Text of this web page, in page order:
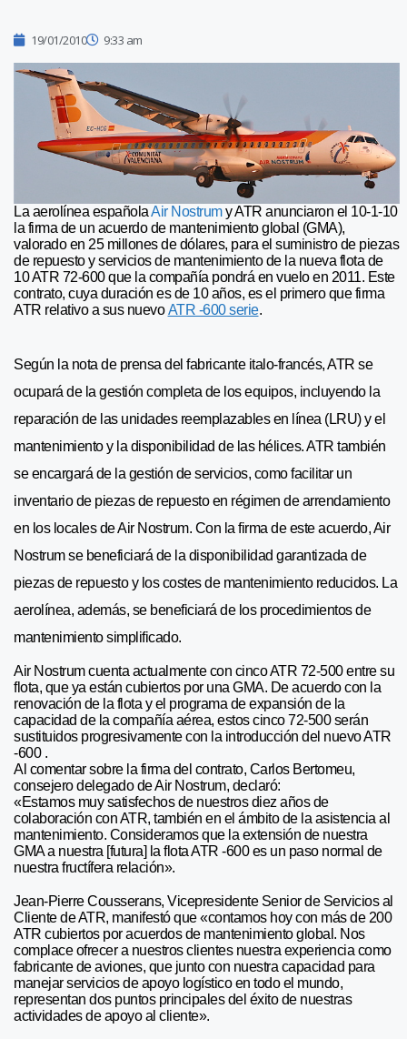
19/01/2010 9:33 am
La aerolínea españolaAir Nostrumy ATR anunciaron el 10-1-10
la firma de un acuerdo de mantenimiento global (GMA),
valorado en 25 millones de dólares, para el suministro de piezas
de repuesto y servicios de mantenimiento de la nueva flota de
10 ATR 72-600 que la compañía pondrá en vuelo en 2011. Este
contrato, cuya duración es de 10 años, es el primero que firma
ATR relativo a sus nuevoATR -600 serie.
Según la nota de prensa del fabricante italo-francés, ATR se
ocupará de la gestión completa de los equipos, incluyendo la
reparación de las unidades reemplazables en línea (LRU) y el
mantenimiento y la disponibilidad de las hélices. ATR también
se encargará de la gestión de servicios, como facilitar un
inventario de piezas de repuesto en régimen de arrendamiento
en los locales de Air Nostrum. Con la firma de este acuerdo, Air
Nostrum se beneficiará de la disponibilidad garantizada de
piezas de repuesto y los costes de mantenimiento reducidos. La
aerolínea, además, se beneficiará de los procedimientos de
mantenimiento simplificado.
Air Nostrum cuenta actualmente con cinco ATR 72-500 entre su
flota, que ya están cubiertos por una GMA. De acuerdo con la
renovación de la flota y el programa de expansión de la
capacidad de la compañía aérea, estos cinco 72-500 serán
sustituidos progresivamente con la introducción del nuevo ATR
-600 .
Al comentar sobre la firma del contrato, Carlos Bertomeu,
consejero delegado de Air Nostrum, declaró:
«Estamos muy satisfechos de nuestros diez años de
colaboración con ATR, también en el ámbito de la asistencia al
mantenimiento. Consideramos que la extensión de nuestra
GMA a nuestra [futura] la flota ATR -600 es un paso normal de
nuestra fructífera relación».
Jean-Pierre Cousserans, Vicepresidente Senior de Servicios al
Cliente de ATR, manifestó que «contamos hoy con más de 200
ATR cubiertos por acuerdos de mantenimiento global. Nos
complace ofrecer a nuestros clientes nuestra experiencia como
fabricante de aviones, que junto con nuestra capacidad para
manejar servicios de apoyo logístico en todo el mundo,
representan dos puntos principales del éxito de nuestras
actividades de apoyo al cliente».